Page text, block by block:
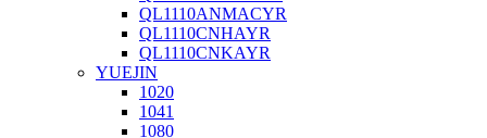
QL1110ANMACYR
QL1110CNHAYR
QL1110CNKAYR
YUEJIN
1020
1041
1080